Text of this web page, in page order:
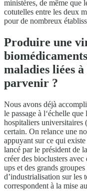
ministères, de même que
cotutelles entre les deux
pour de nombreux
Produire une
maladies liées
parvenir ?
Nous avons déjà
le passage à l‘échelle
hospitaliers
certain. On relance une
appuyant sur ce qui
lancé par le président de
créer des bioclusters
ups et des grands
d’industrialisation sur les
correspondent à la mise